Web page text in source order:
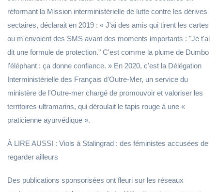
réformant la Mission interministérielle de lutte contre les dérives
sectaires, déclarait en 2019 : « J'ai des amis qui tirent les cartes
ou m'envoient des SMS avant des moments importants : "Je t'ai
dit une formule de protection." C'est comme la plume de Dumbo
l'éléphant : ça donne confiance. » En 2020, c'est la Délégation
Interministérielle des Français d'Outre-Mer, un service du
ministère de l'Outre-mer chargé de promouvoir et valoriser les
territoires ultramarins, qui déroulait le tapis rouge à une «
praticienne ayurvédique ».
À LIRE AUSSI : Viols à Stalingrad : des féministes accusées de
regarder ailleurs
Des publications sponsorisées ont fleuri sur les réseaux